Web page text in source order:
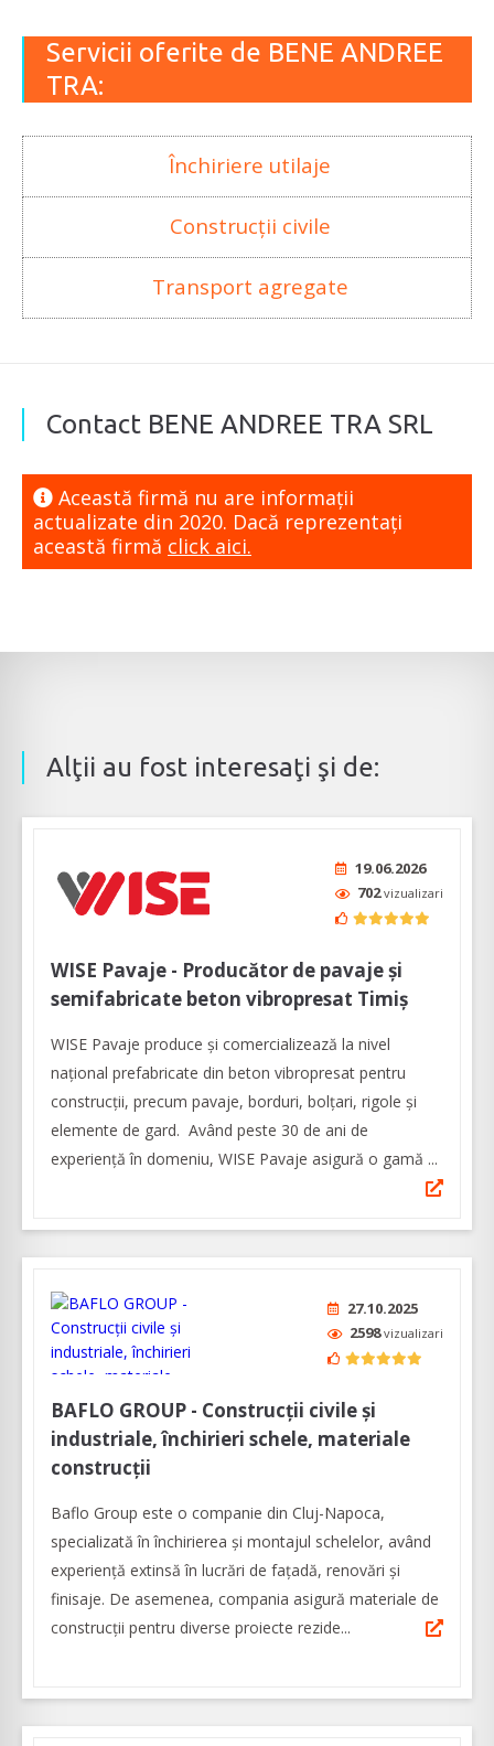
Servicii oferite de BENE ANDREE
TRA:
Închiriere utilaje
Construcții civile
Transport agregate
Contact BENE ANDREE TRA SRL
Această firmă nu are informaţii
actualizate din 2020. Dacă reprezentaţi
această firmă click aici.
Alţii au fost interesaţi şi de:
19.06.2026
702vizualizari
WISE Pavaje - Producător de pavaje și
semifabricate beton vibropresat Timiş
WISE Pavaje produce și comercializează la nivel
național prefabricate din beton vibropresat pentru
construcții, precum pavaje, borduri, bolțari, rigole și
elemente de gard. Având peste 30 de ani de
experiență în domeniu, WISE Pavaje asigură o gamă ...
27.10.2025
2598vizualizari
BAFLO GROUP - Construcţii civile şi
industriale, închirieri schele, materiale
construcţii
Baflo Group este o companie din Cluj-Napoca,
specializată în închirierea și montajul schelelor, având
experiență extinsă în lucrări de fațadă, renovări și
finisaje. De asemenea, compania asigură materiale de
construcţii pentru diverse proiecte rezide...